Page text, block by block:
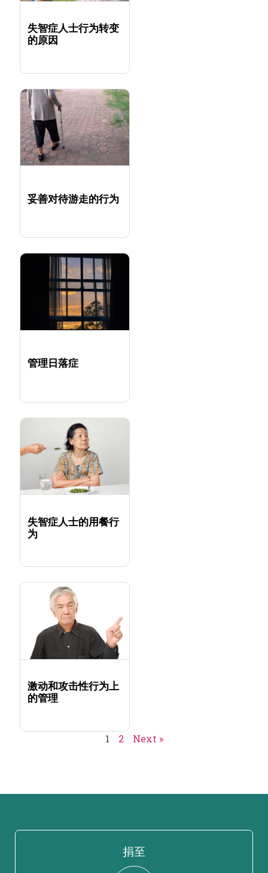
失智症人士行为转变
的原因
妥善对待游走的行为
管理日落症
失智症人士的用餐行
为
激动和攻击性行为上
的管理
1 2 Next »
捐至